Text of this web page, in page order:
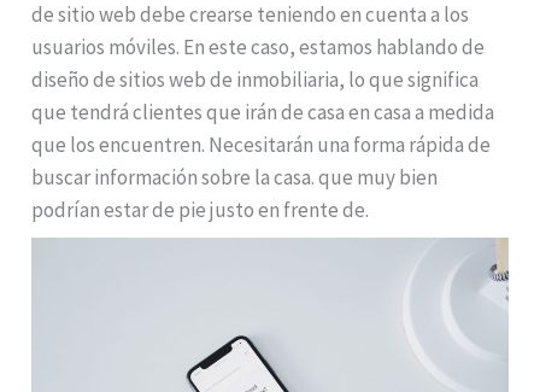
de sitio web debe crearse teniendo en cuenta a los
usuarios móviles. En este caso, estamos hablando de
diseño de sitios web de inmobiliaria, lo que significa
que tendrá clientes que irán de casa en casa a medida
que los encuentren. Necesitarán una forma rápida de
buscar información sobre la casa. que muy bien
podrían estar de pie justo en frente de.